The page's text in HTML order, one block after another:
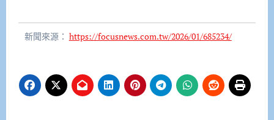
新聞來源： https://focusnews.com.tw/2026/01/685234/